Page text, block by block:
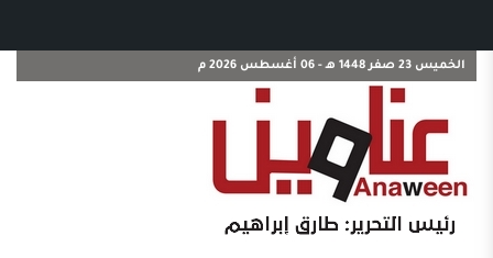
الخميس 23 صفر 1448 هـ - 06 أغسطس 2026 م